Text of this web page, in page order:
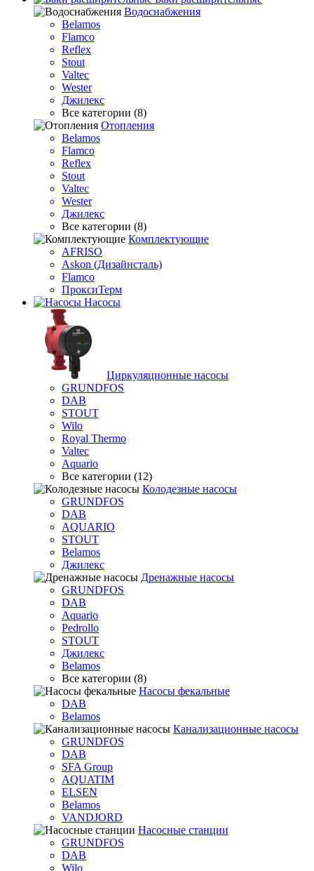
Водоснабжения
Belamos
Flamco
Reflex
Stout
Valtec
Wester
Джилекс
Все категории (8)
Отопления
Belamos
Flamco
Reflex
Stout
Valtec
Wester
Джилекс
Все категории (8)
Комплектующие
AFRISO
Askon (Дизайнсталь)
Flamco
ПроксиТерм
Насосы
Циркуляционные насосы
GRUNDFOS
DAB
STOUT
Wilo
Royal Thermo
Valtec
Aquario
Все категории (12)
Колодезные насосы
GRUNDFOS
DAB
AQUARIO
STOUT
Belamos
Джилекс
Дренажные насосы
GRUNDFOS
DAB
Aquario
Pedrollo
STOUT
Джилекс
Belamos
Все категории (8)
Насосы фекальные
DAB
Belamos
Канализационные насосы
GRUNDFOS
DAB
SFA Group
AQUATIM
ELSEN
Belamos
VANDJORD
Насосные станции
GRUNDFOS
DAB
Wilo